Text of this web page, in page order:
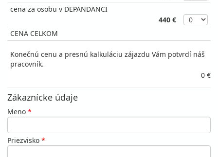
cena za osobu v DEPANDANCI
440 €
CENA CELKOM
Konečnú cenu a presnú kalkuláciu zájazdu Vám potvrdí náš
pracovník.
0 €
Zákaznícke údaje
Meno *
Priezvisko *